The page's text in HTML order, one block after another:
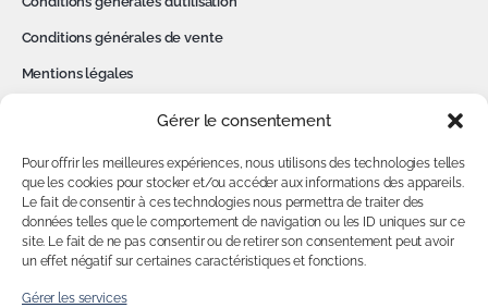
Gérer le consentement
Pour offrir les meilleures expériences, nous utilisons des technologies telles
que les cookies pour stocker et/ou accéder aux informations des appareils.
Le fait de consentir à ces technologies nous permettra de traiter des
données telles que le comportement de navigation ou les ID uniques sur ce
site. Le fait de ne pas consentir ou de retirer son consentement peut avoir
un effet négatif sur certaines caractéristiques et fonctions.
Gérer les services
Conditions générales de vente
Mentions légales
Contact
MON COMPTE